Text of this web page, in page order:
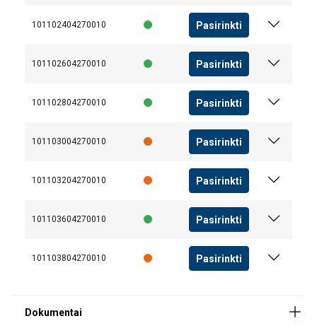
101102404270010 Pasirinkti
101102604270010 Pasirinkti
101102804270010 Pasirinkti
101103004270010 Pasirinkti
101103204270010 Pasirinkti
101103604270010 Pasirinkti
101103804270010 Pasirinkti
Vartotojo vadovas
User Manual ROPETEX Steel Wire Rope (LT).pdf
Apkrovos diagrama SWR 6X36 FC.pdf.pdf
AŠ SUTINKU
AŠ NESUTINKU
PARODYTI DETALIAU